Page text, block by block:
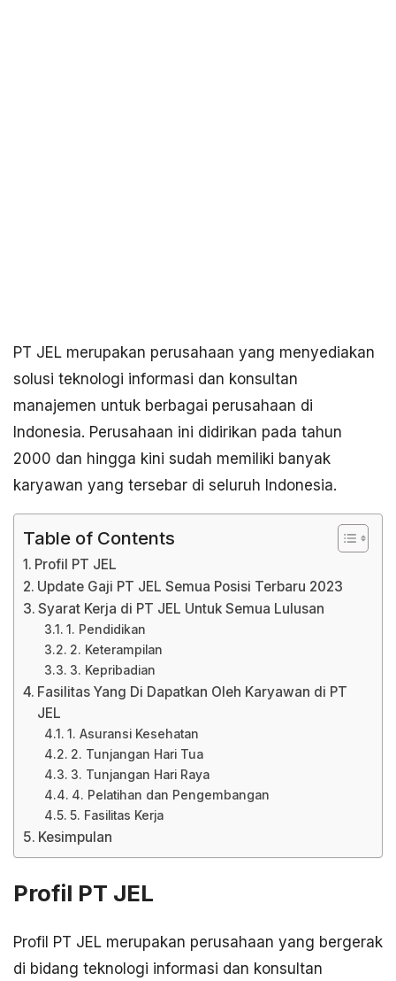
PT JEL merupakan perusahaan yang menyediakan
solusi teknologi informasi dan konsultan
manajemen untuk berbagai perusahaan di
Indonesia. Perusahaan ini didirikan pada tahun
2000 dan hingga kini sudah memiliki banyak
karyawan yang tersebar di seluruh Indonesia.
Table of Contents
Profil PT JEL
Update Gaji PT JEL Semua Posisi Terbaru 2023
Syarat Kerja di PT JEL Untuk Semua Lulusan
1. Pendidikan
2. Keterampilan
3. Kepribadian
Fasilitas Yang Di Dapatkan Oleh Karyawan di PT
JEL
1. Asuransi Kesehatan
2. Tunjangan Hari Tua
3. Tunjangan Hari Raya
4. Pelatihan dan Pengembangan
5. Fasilitas Kerja
Kesimpulan
Profil PT JEL
Profil PT JEL merupakan perusahaan yang bergerak
di bidang teknologi informasi dan konsultan